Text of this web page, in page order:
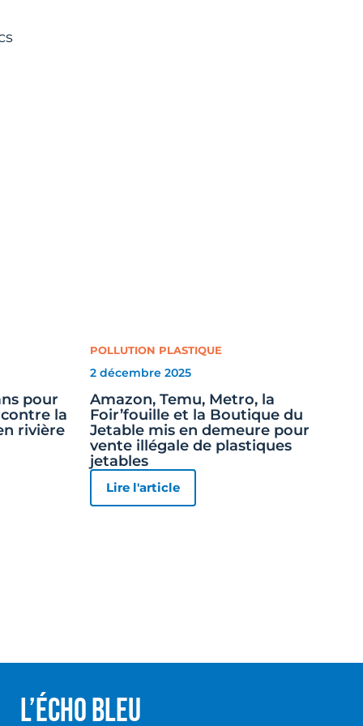
pour
la
rivière
POLLUTION PLASTIQUE
2 décembre 2025
Amazon, Temu, Metro, la
Foir’fouille et la Boutique du
Jetable mis en demeure pour
vente illégale de plastiques
jetables
Lire l'article
L’écho Bleu